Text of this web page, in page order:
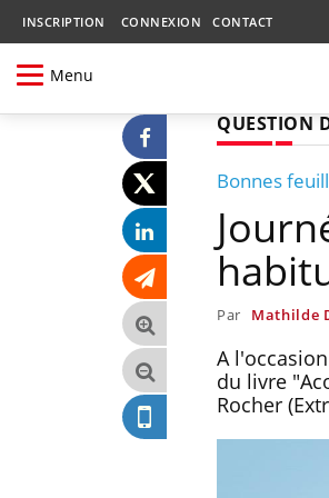
INSCRIPTION CONNEXION CONTACT
Menu
QUESTION
Bonnes
Par Mathilde
A
du livre
Rocher